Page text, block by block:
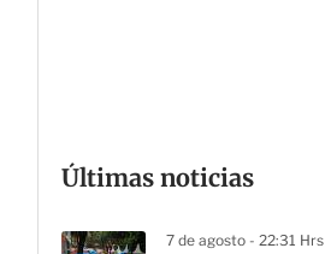
Últimas noticias
7 de agosto - 22:31 Hrs